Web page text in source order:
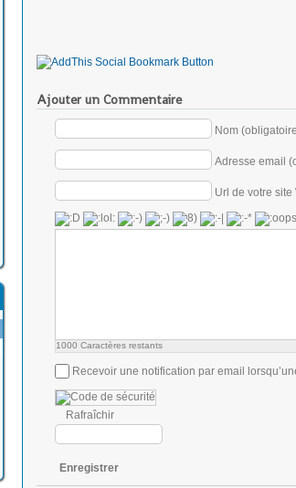
Ajouter un Commentaire
Nom
Adresse email
Url de votre site
1000 Caractères restants
Recevoir une notification par email
Rafraîchir
Enregistrer